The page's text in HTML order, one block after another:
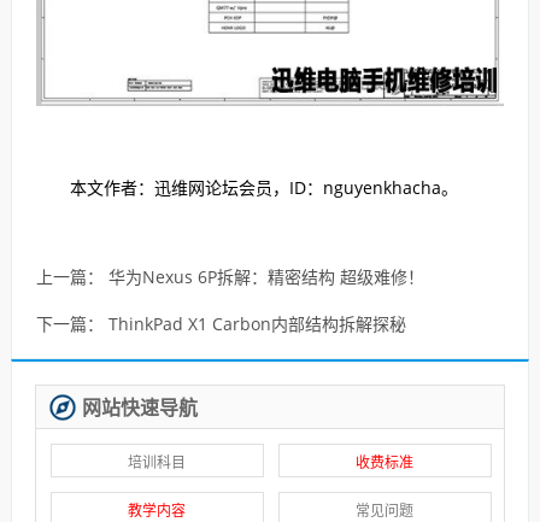
本文作者：迅维网论坛会员，ID：nguyenkhacha。
上一篇： 华为Nexus 6P拆解：精密结构 超级难修！
下一篇： ThinkPad X1 Carbon内部结构拆解探秘
网站快速导航
培训科目 收费标准
教学内容 常见问题